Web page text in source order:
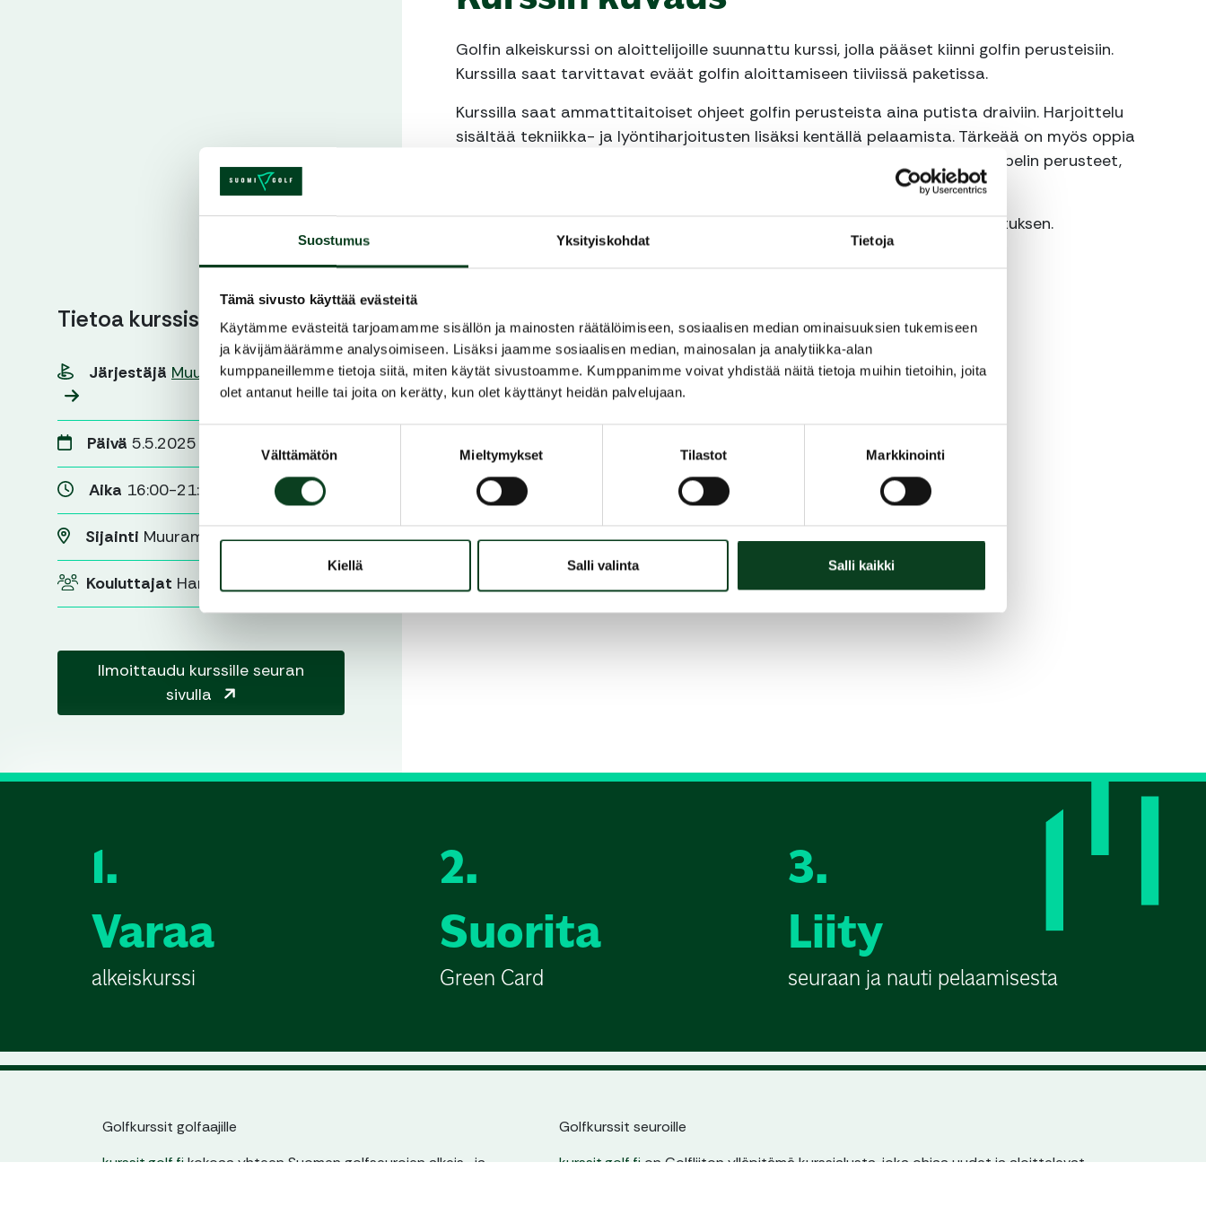
Suostumus Yksityiskohdat Tietoja
Tämä sivusto käyttää evästeitä
Käytämme evästeitä tarjoamamme sisällön ja mainosten räätälöimiseen, sosiaalisen median ominaisuuksien tukemiseen
ja kävijämäärämme analysoimiseen. Lisäksi jaamme sosiaalisen median, mainosalan ja analytiikka-alan
kumppaneillemme tietoja siitä, miten käytät sivustoamme. Kumppanimme voivat yhdistää näitä tietoja muihin tietoihin, joita
olet antanut heille tai joita on kerätty, kun olet käyttänyt heidän palvelujaan.
Välttämätön Mieltymykset Tilastot Markkinointi
Kiellä Salli valinta Salli kaikki
Tietoa kurssista
Järjestäjä Muuramen Golfseura
Päivä 5.5.2025
Aika 16:00-21:00
Sijainti Muurame, Keski-Suomi
Kouluttajat Harri Thil
Ilmoittaudu kurssille seuran
sivulla
Golfin alkeiskurssi on aloittelijoille suunnattu kurssi, jolla pääset kiinni golfin perusteisiin.
Kurssilla saat tarvittavat eväät golfin aloittamiseen tiiviissä paketissa.
Kurssilla saat ammattitaitoiset ohjeet golfin perusteista aina putista draiviin. Harjoittelu
sisältää tekniikka- ja lyöntiharjoitusten lisäksi kentällä pelaamista. Tärkeää on myös oppia
reipas, kaikkien kannalta mukavin, pelirytmi. Kurssin aiheina ovat mm. lähipelin perusteet,
Hinta sisältää opetuksen ja välineet kurssin ajaksi sekä Green Card suorituksen.
Kurssin kesto n. 5 tuntia
Jaa kurssi kaverille
Siirry takaisin hakuun
1.
Varaa
alkeiskurssi
2.
Suorita
Green Card
3.
Liity
seuraan ja nauti pelaamisesta
Golfkurssit golfaajille
kurssit.golf.fikokoaa yhteen Suomen golfseurojen alkeis- ja
Golfkurssit seuroille
kurssit.golf.fi on Golfliiton ylläpitämä kurssialusta, joka ohjaa uudet ja aloittelevat